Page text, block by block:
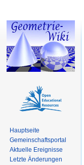
Hauptseite
Gemeinschaftsportal
Aktuelle Ereignisse
Letzte Änderungen